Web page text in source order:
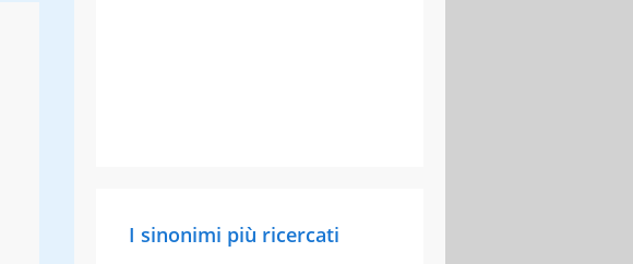
I sinonimi più ricercati